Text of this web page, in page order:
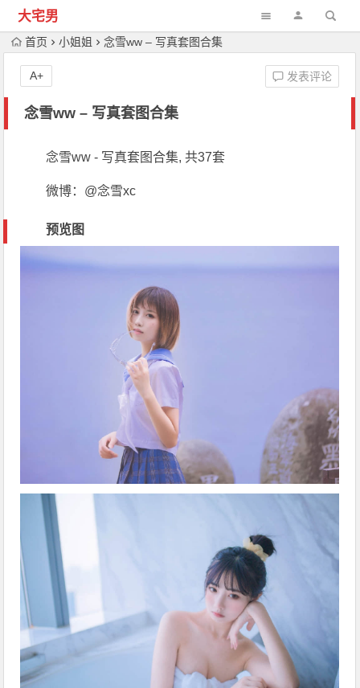
大宅男
首页 小姐姐 念雪ww – 写真套图合集
念雪ww – 写真套图合集
发表评论
A+
念雪ww - 写真套图合集, 共37套
微博：@念雪xc
预览图